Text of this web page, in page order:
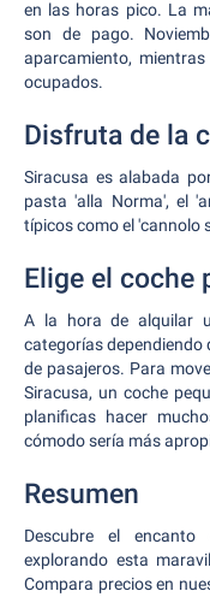
en las horas pico. La
son de pago.
aparcamiento,
ocupados.
Disfruta de la
Siracusa es alabada
pasta 'alla Norma', el
típicos como el 'cannolo
Elige el coche
A la hora de alquilar
categorías dependiendo
de pasajeros. Para
Siracusa, un coche
planificas hacer
cómodo sería más
Resumen
Descubre el
explorando esta
Compara precios en